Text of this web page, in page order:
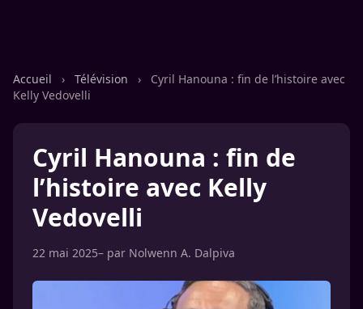
Accueil › Télévision ›
Cyril Hanouna : fin de l’histoire avec
Kelly Vedovelli
Cyril Hanouna : fin de
l’histoire avec Kelly
Vedovelli
22 mai 2025– par Nolwenn A. Dalpiva